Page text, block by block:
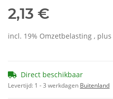
2,13 €
incl. 19% Omzetbelasting , plus
Direct beschikbaar
Levertijd: 1 - 3 werkdagen Buitenland